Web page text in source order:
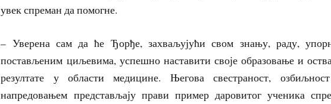
увек спреман да помогне.
– Уверена сам да ће Ђорђе, захваљујући свом знању, раду,
постављеним циљевима, успешно наставити своје образовање и
резултате у области медицине. Његова свестраност,
напредовањем представљају прави пример даровитог ученика